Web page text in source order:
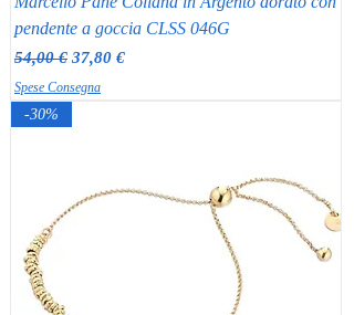
pendente a goccia CLSS 046G
Prezzo regolare
54,00 € Prezzo scontato
37,80 €
Spese Consegna
-30%